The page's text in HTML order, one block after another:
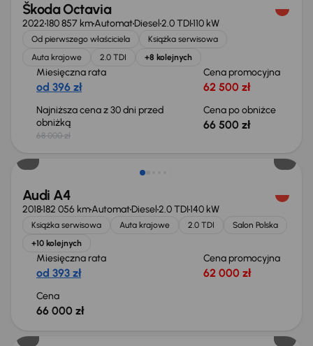
Škoda Octavia
2022180 857 kmAutomatDiesel2.0 TDI110 kW
Od pierwszego właściciela
Książka serwisowa
Auta krajowe
2.0 TDI +8 kolejnych
Miesięczna rata
od 396 zł
Cena promocyjna
62 500 zł
Najniższa cena z 30 dni przed
obniżką
68 000 zł
Cena po obniżce
66 500 zł
Audi A4
2018182 056 kmAutomatDiesel2.0 TDI140 kW
Książka serwisowa Auta krajowe 2.0 TDI
Salon Polska
+10 kolejnych
Miesięczna rata
od 393 zł
Cena promocyjna
62 000 zł
Cena
66 000 zł